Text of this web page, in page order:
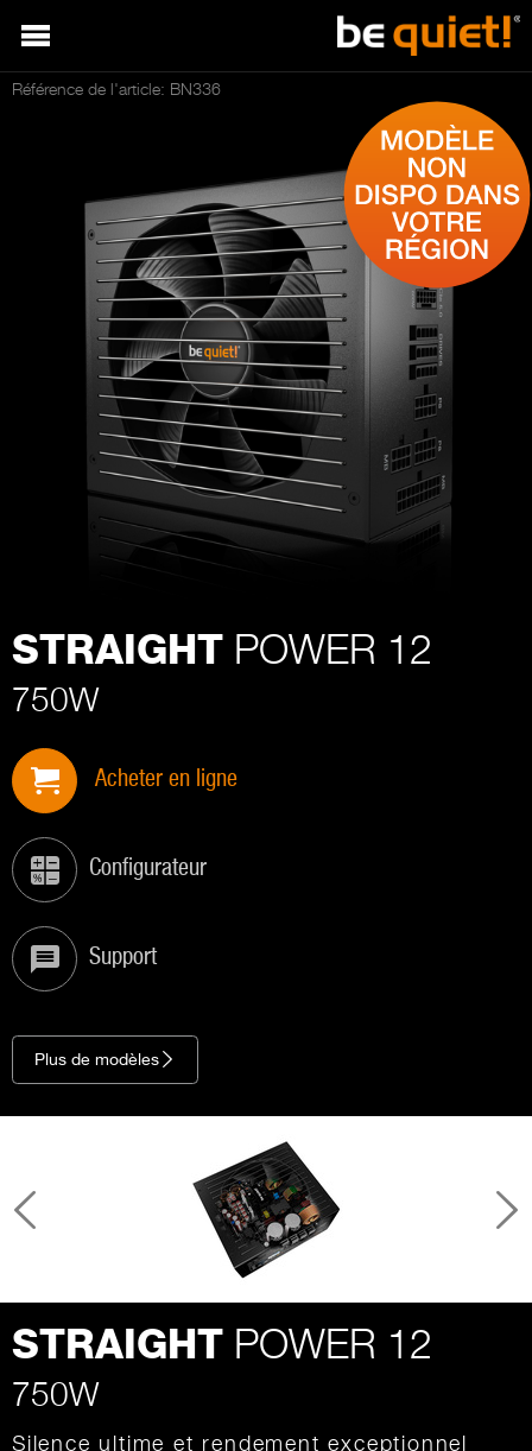
Référence de l'article: BN336
STRAIGHT POWER 12
750W
Acheter en ligne
Configurateur
Support
Plus de modèles
STRAIGHT POWER 12
750W
Silence ultime et rendement exceptionnel